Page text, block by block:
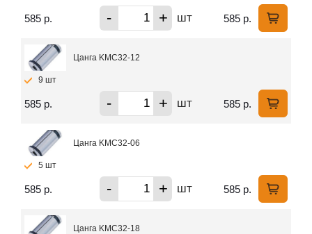
585 р. - + шт 585 р.
Цанга KMC32-12
9 шт
585 р. - + шт 585 р.
Цанга KMC32-06
5 шт
585 р. - + шт 585 р.
Цанга KMC32-18